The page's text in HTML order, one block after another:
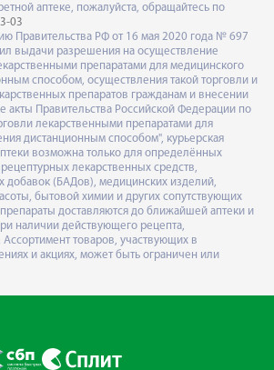
аптеке, пожалуйста, обращайтесь по
03
Правительства РФ от 16 мая 2020 года № 697
выдачи разрешения на осуществление
препаратами для медицинского
способом, осуществления такой торговли и
препаратов гражданам и внесении
акты Правительства Российской Федерации по
лекарственными препаратами для
дистанционным способом", курьерская
возможна только для определённых
лекарственных средств,
добавок (БАДов), медицинских изделий,
бытовой химии и других сопутствующих
доставляются до ближайшей аптеки и
наличии действующего рецепта,
товаров, участвующих в
и акциях, может быть ограничен или